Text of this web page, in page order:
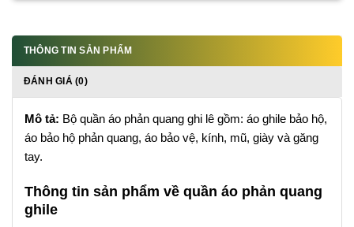
THÔNG TIN SẢN PHẨM
ĐÁNH GIÁ (0)
Mô tả: Bộ quần áo phản quang ghi lê gồm: áo ghile bảo hộ,
áo bảo hộ phản quang, áo bảo vệ, kính, mũ, giày và găng
tay.
Thông tin sản phẩm về quần áo phản quang
ghile